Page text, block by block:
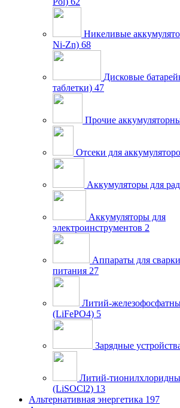
Никеливые
Ni-Zn) 68
Дисковые
таблетки) 47
Прочие
Отсеки для
Аккумуляторы для
Аккумуляторы для
электроинструментов 2
Аппараты для
питания 27
Литий-
(LiFePO4) 5
Зарядные
Литий-
(LiSOCl2) 13
Альтернативная энергетика 197